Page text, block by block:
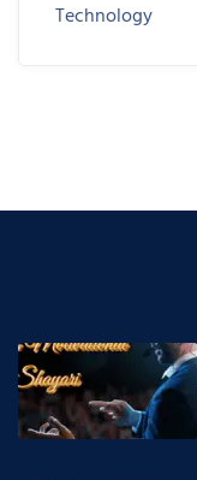
Technology